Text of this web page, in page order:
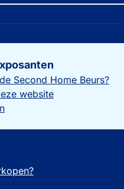
Second Home Beurs?
website